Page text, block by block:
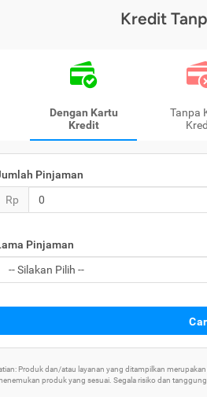
Kredit
Dengan Kartu
Kredit
Tanpa
Pinjaman
Rp
Pinjaman
Produk dan/atau layanan yang ditampilkan
produk yang sesuai. Segala risiko dan